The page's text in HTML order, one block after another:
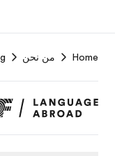
Home من نحن